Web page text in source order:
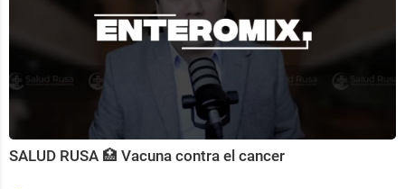
SALUD RUSA 🏥 Vacuna contra el cancer